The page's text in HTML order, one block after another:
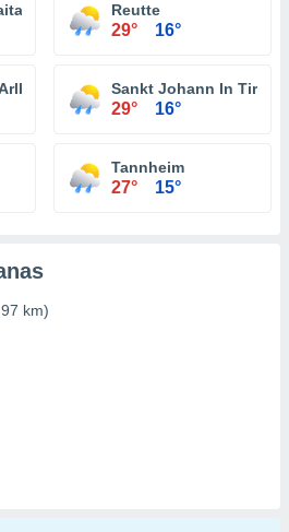
Reutte
29° 16°
Sankt Johann In Tirol
29° 16°
Tannheim
27° 15°
km)